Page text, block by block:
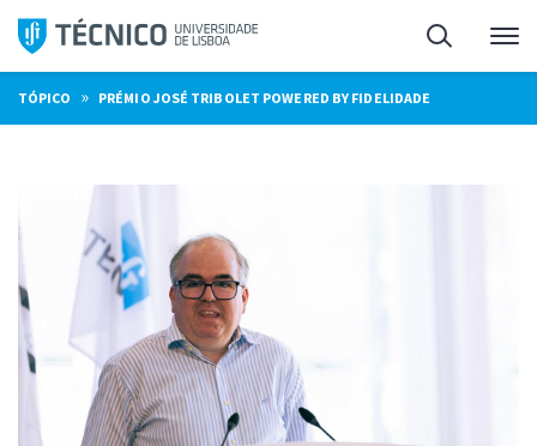
Saltar
para
o
conteúdo
Pesquisa
TÓPICO » PRÉMIO JOSÉ TRIBOLET POWERED BY FIDELIDADE